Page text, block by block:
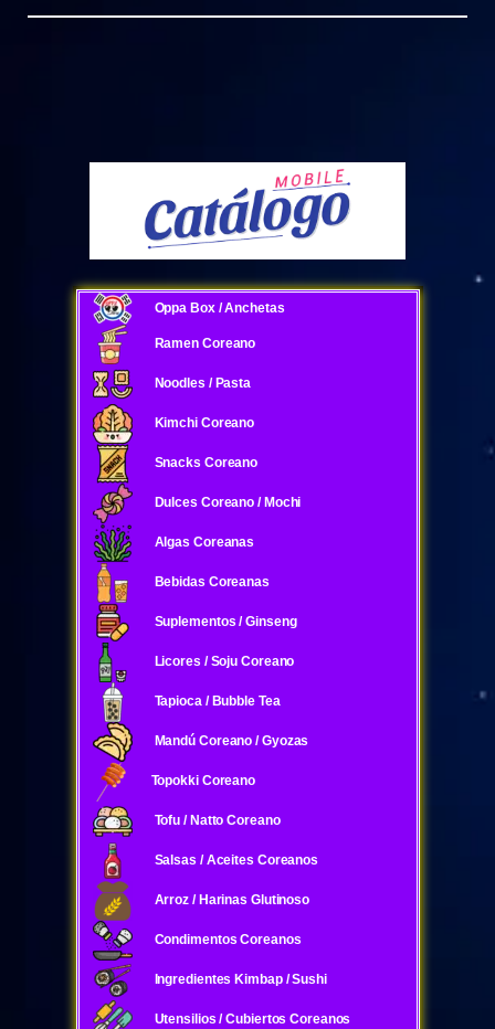
Oppa Box / Anchetas
Ramen Coreano
Noodles / Pasta
Kimchi Coreano
Snacks Coreano
Dulces Coreano / Mochi
Algas Coreanas
Bebidas Coreanas
Suplementos / Ginseng
Licores / Soju Coreano
Tapioca / Bubble Tea
Mandú Coreano / Gyozas
Topokki Coreano
Tofu / Natto Coreano
Salsas / Aceites Coreanos
Arroz / Harinas Glutinoso
Condimentos Coreanos
Ingredientes Kimbap / Sushi
Utensilios / Cubiertos Coreanos